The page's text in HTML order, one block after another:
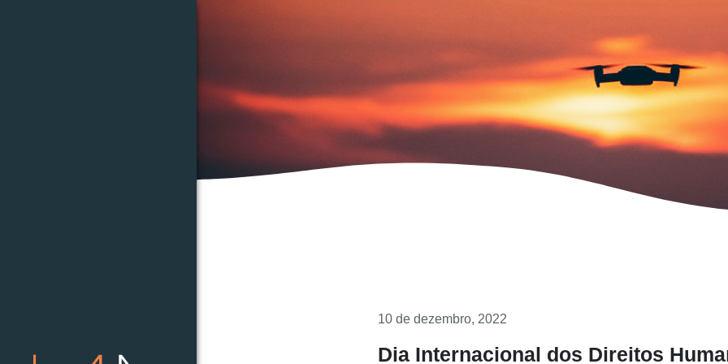
10 de dezembro, 2022
Dia Internacional dos Direitos